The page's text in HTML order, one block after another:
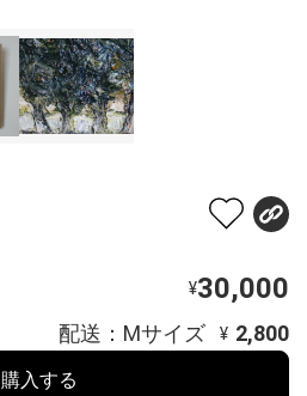
¥30,000
配送：Mサイズ ¥ 2,800
購入する